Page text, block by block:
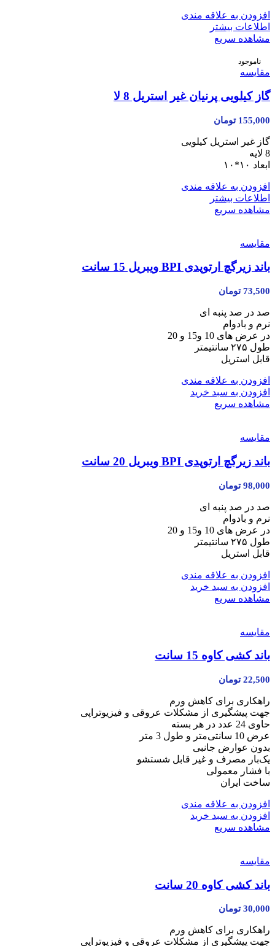
افزودن به علاقه مندی
اطلاعات بیشتر
مشاهده سریع
ناموجود
مقایسه
گاز کیلویی پرنیان غیر استریل 8 لا
155,000 تومان
گاز غیر استریل کیلویی
8 لایه
ابعاد ۱۰*۱۰
افزودن به علاقه مندی
اطلاعات بیشتر
مشاهده سریع
مقایسه
باند زیر‌گچ ارتوپدی BPI ویبریل 15 سانت
73,500 تومان
صد در صد پنبه ای
نرم و بادوام
در عرض های 10 و15 و 20
طول ۲۷۵ سانتیمتر
قابل استریل
افزودن به علاقه مندی
افزودن به سبد خرید
مشاهده سریع
مقایسه
باند زیر‌گچ ارتوپدی BPI ویبریل 20 سانت
98,000 تومان
صد در صد پنبه ای
نرم و بادوام
در عرض های 10 و15 و 20
طول ۲۷۵ سانتیمتر
قابل استریل
افزودن به علاقه مندی
افزودن به سبد خرید
مشاهده سریع
مقایسه
باند کشی کاوه 15 سانت
22,500 تومان
راهکاری برای کاهش ورم
جهت پیشگیری از مشکلات عروقی و فیزیوتراپی
حاوی 24 عدد در هر بسته
عرض 10 سانتی‌متر و طول 3 متر
بدون عوارض جانبی
یک‌بار مصرف و غیر قابل شستشو
با فشار معمولی
ساخت ایران
افزودن به علاقه مندی
افزودن به سبد خرید
مشاهده سریع
مقایسه
باند کشی کاوه 20 سانت
30,000 تومان
راهکاری برای کاهش ورم
جهت پیشگیری از مشکلات عروقی و فیزیوتراپی